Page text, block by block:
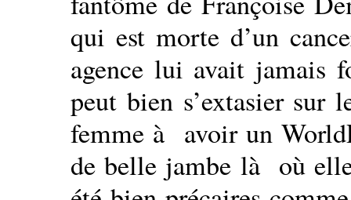
qui est morte d’un
agence lui avait jamais
peut bien s’extasier sur
femme à avoir un
de belle jambe là où